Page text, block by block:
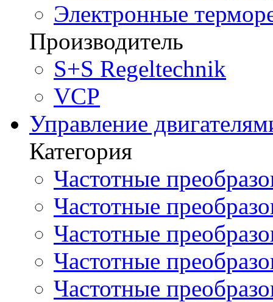
Электронные
Производитель
S+S Regeltechnik
VCP
Управление
Категория
Частотные
Частотные
Частотные
Частотные
Частотные